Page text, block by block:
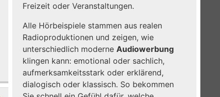
Freizeit oder Veranstaltungen.
Alle Hörbeispiele stammen aus realen
Radioproduktionen und zeigen, wie
unterschiedlich moderne Audiowerbung
klingen kann: emotional oder sachlich,
aufmerksamkeitsstark oder erklärend,
dialogisch oder klassisch. So bekommen